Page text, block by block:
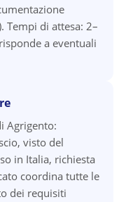
Tempi di attesa: 2–
a eventuali
Agrigento:
visto del
in Italia, richiesta
coordina tutte le
dei requisiti